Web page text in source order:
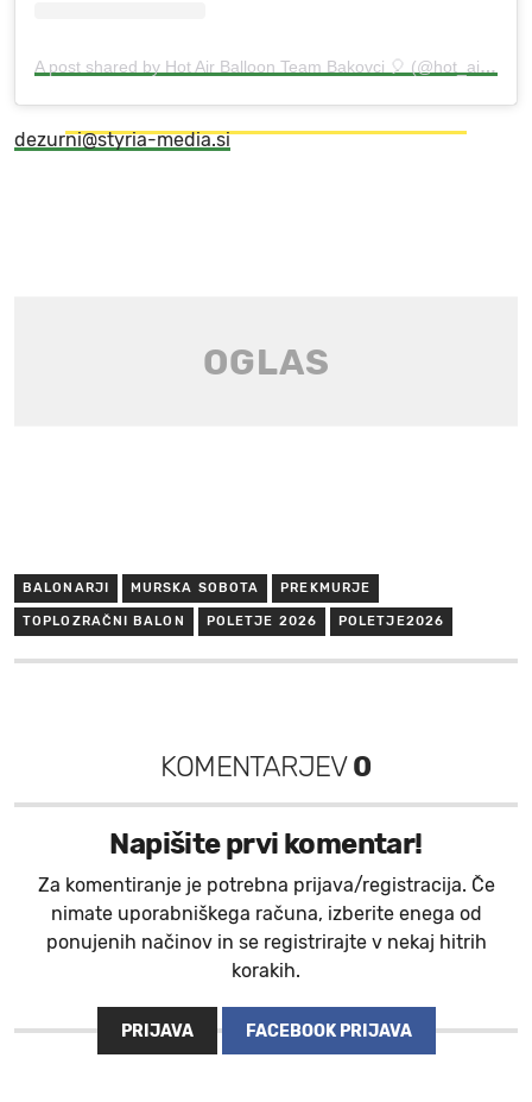
A post shared by Hot Air Balloon Team Bakovci 🎈 (@hot_air_balloon_team_bakovci)
dezurni@styria-media.si
BALONARJI MURSKA SOBOTA PREKMURJE
TOPLOZRAČNI BALON POLETJE 2026 POLETJE2026
KOMENTARJEV0
Napišite prvi komentar!
Za komentiranje je potrebna prijava/registracija. Če
nimate uporabniškega računa, izberite enega od
ponujenih načinov in se registrirajte v nekaj hitrih
korakih.
PRIJAVA FACEBOOK PRIJAVA